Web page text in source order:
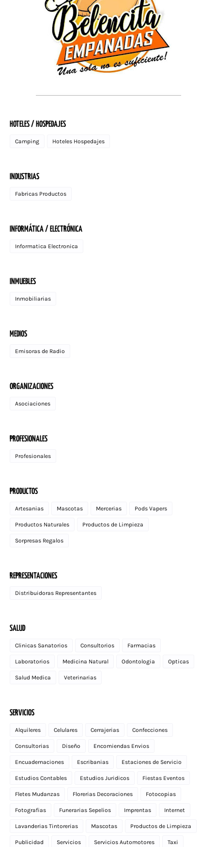
HOTELES / HOSPEDAJES
Camping Hoteles Hospedajes
INDUSTRIAS
Fabricas Productos
INFORMÁTICA / ELECTRÓNICA
Informatica Electronica
INMUEBLES
Inmobiliarias
MEDIOS
Emisoras de Radio
ORGANIZACIONES
Asociaciones
PROFESIONALES
Profesionales
PRODUCTOS
Artesanias Mascotas Mercerias Pods Vapers
Productos Naturales Productos de Limpieza
Sorpresas Regalos
REPRESENTACIONES
Distribuidoras Representantes
SALUD
Clinicas Sanatorios Consultorios Farmacias
Laboratorios Medicina Natural Odontologia Opticas
Salud Medica Veterinarias
SERVICIOS
Alquileres Celulares Cerrajerias Confecciones
Consultorias Diseño Encomiendas Envios
Encuadernaciones Escribanias Estaciones de Servicio
Estudios Contables Estudios Juridicos Fiestas Eventos
Fletes Mudanzas Florerias Decoraciones Fotocopias
Fotografias Funerarias Sepelios Imprentas Internet
Lavanderias Tintorerias Mascotas Productos de Limpieza
Publicidad Servicios Servicios Automotores Taxi